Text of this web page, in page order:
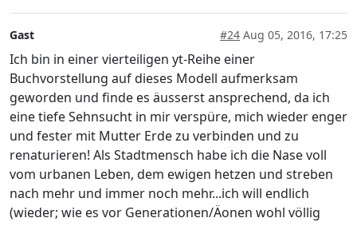
Gast #24 Aug 05, 2016, 17:25
Ich bin in einer vierteiligen yt-Reihe einer
Buchvorstellung auf dieses Modell aufmerksam
geworden und finde es äusserst ansprechend, da ich
eine tiefe Sehnsucht in mir verspüre, mich wieder enger
und fester mit Mutter Erde zu verbinden und zu
renaturieren! Als Stadtmensch habe ich die Nase voll
vom urbanen Leben, dem ewigen hetzen und streben
nach mehr und immer noch mehr...ich will endlich
(wieder; wie es vor Generationen/Äonen wohl völlig